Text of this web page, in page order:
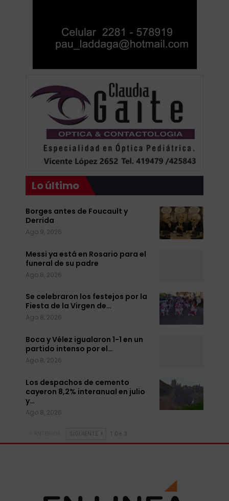
Lo último
Borges antes de Foucault y
Derrida
Ago 9, 2026
Messi ya está en Rosario para el
funeral de su padre
Ago 8, 2026
Se celebraron los festejos por la
Fiesta de la Virgen de…
Ago 8, 2026
Boca y Vélez igualaron 1-1 en un
partido intenso por el…
Ago 8, 2026
Los despachos de cemento
cayeron 8,2% interanual en julio
y…
Ago 8, 2026
SIGUIENTE 1 De 3